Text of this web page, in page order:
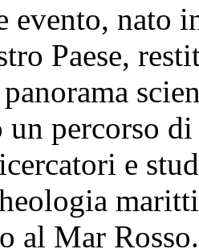
evento, nato
Paese,
un percorso
e
al Mar